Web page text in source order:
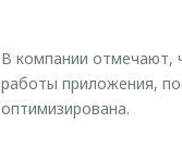
В компании отмечают,
работы приложения,
оптимизирована.